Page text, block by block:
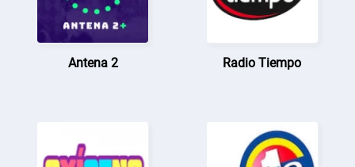
Antena 2 Radio Tiempo